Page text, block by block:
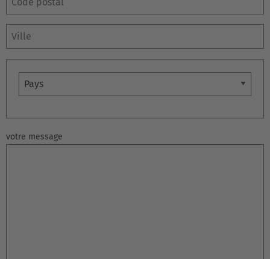
Belgium
Nederlands Français Deutsch
Cesko
Deutsch
Ville
Pays
votre message